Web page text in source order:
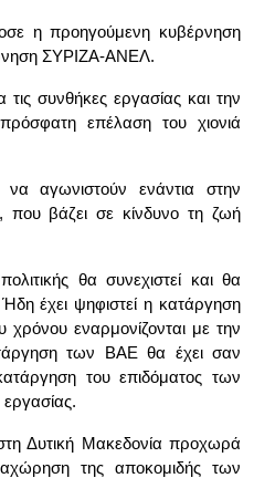
η προηγούμενη κυβέρνηση
ΣΥΡΙΖΑ-ΑΝΕΛ.
συνθήκες εργασίας και την
επέλαση του χιονιά
αγωνιστούν ενάντια στην
που βάζει σε κίνδυνο τη ζωή
θα συνεχιστεί και θα
έχει ψηφιστεί η κατάργηση
εναρμονίζονται με την
των ΒΑΕ θα έχει σαν
του επιδόματος των
Δυτική Μακεδονία προχωρά
της αποκομιδής των